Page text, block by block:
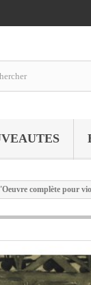
complète pour